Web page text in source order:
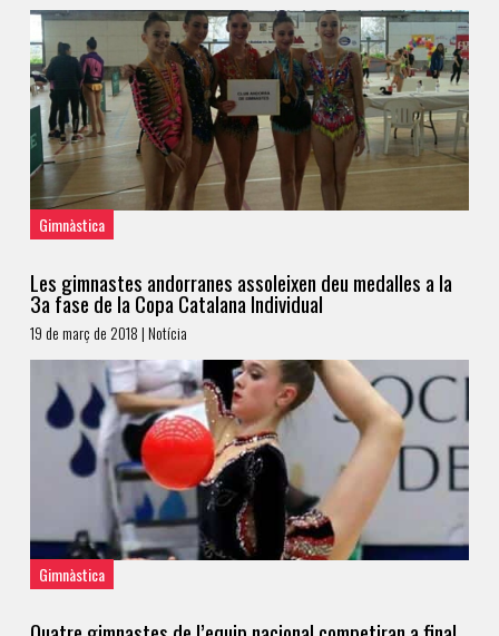
Gimnàstica
Les gimnastes andorranes assoleixen deu medalles a la
3a fase de la Copa Catalana Individual
19 de març de 2018 | Notícia
Gimnàstica